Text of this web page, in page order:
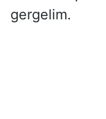
gergelim.